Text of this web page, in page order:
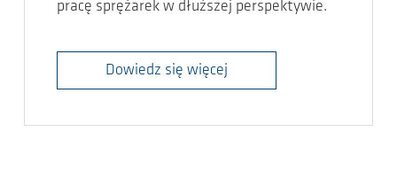
pracę sprężarek w dłuższej perspektywie.
Dowiedz się więcej